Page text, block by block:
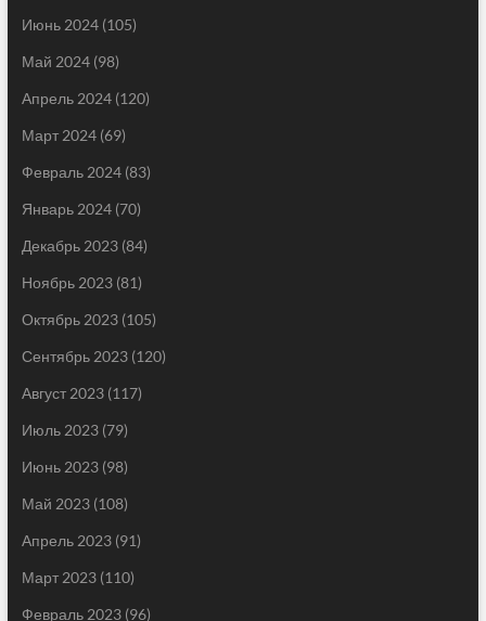
Июнь 2024(105)
Май 2024(98)
Апрель 2024(120)
Март 2024(69)
Февраль 2024(83)
Январь 2024(70)
Декабрь 2023(84)
Ноябрь 2023(81)
Октябрь 2023(105)
Сентябрь 2023(120)
Август 2023(117)
Июль 2023(79)
Июнь 2023(98)
Май 2023(108)
Апрель 2023(91)
Март 2023(110)
Февраль 2023(96)